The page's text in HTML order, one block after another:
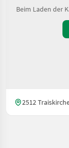
Beim Laden der
2512